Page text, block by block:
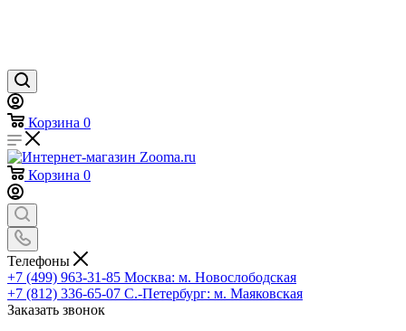
Корзина 0
Корзина 0
Телефоны
+7 (499) 963-31-85 Москва: м. Новослободская
+7 (812) 336-65-07 С.-Петербург: м. Маяковская
Заказать звонок